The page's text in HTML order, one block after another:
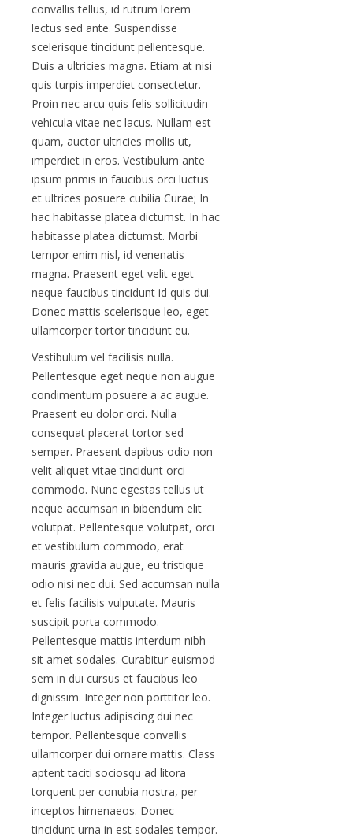
convallis tellus, id rutrum lorem
lectus sed ante. Suspendisse
scelerisque tincidunt pellentesque.
Duis a ultricies magna. Etiam at nisi
quis turpis imperdiet consectetur.
Proin nec arcu quis felis sollicitudin
vehicula vitae nec lacus. Nullam est
quam, auctor ultricies mollis ut,
imperdiet in eros. Vestibulum ante
ipsum primis in faucibus orci luctus
et ultrices posuere cubilia Curae; In
hac habitasse platea dictumst. In hac
habitasse platea dictumst. Morbi
tempor enim nisl, id venenatis
magna. Praesent eget velit eget
neque faucibus tincidunt id quis dui.
Donec mattis scelerisque leo, eget
ullamcorper tortor tincidunt eu.
Vestibulum vel facilisis nulla.
Pellentesque eget neque non augue
condimentum posuere a ac augue.
Praesent eu dolor orci. Nulla
consequat placerat tortor sed
semper. Praesent dapibus odio non
velit aliquet vitae tincidunt orci
commodo. Nunc egestas tellus ut
neque accumsan in bibendum elit
volutpat. Pellentesque volutpat, orci
et vestibulum commodo, erat
mauris gravida augue, eu tristique
odio nisi nec dui. Sed accumsan nulla
et felis facilisis vulputate. Mauris
suscipit porta commodo.
Pellentesque mattis interdum nibh
sit amet sodales. Curabitur euismod
sem in dui cursus et faucibus leo
dignissim. Integer non porttitor leo.
Integer luctus adipiscing dui nec
tempor. Pellentesque convallis
ullamcorper dui ornare mattis. Class
aptent taciti sociosqu ad litora
torquent per conubia nostra, per
inceptos himenaeos. Donec
tincidunt urna in est sodales tempor.